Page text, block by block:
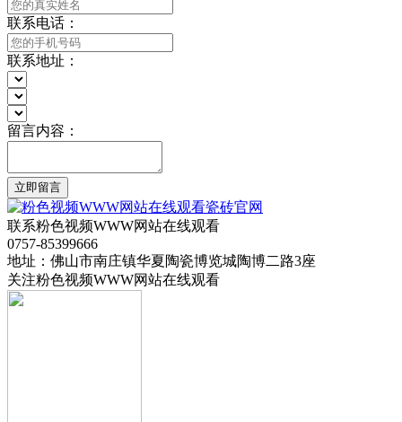
联系电话：
联系地址：
留言内容：
立即留言
联系粉色视频WWW网站在线观看
0757-85399666
地址：佛山市南庄镇华夏陶瓷博览城陶博二路3座
关注粉色视频WWW网站在线观看